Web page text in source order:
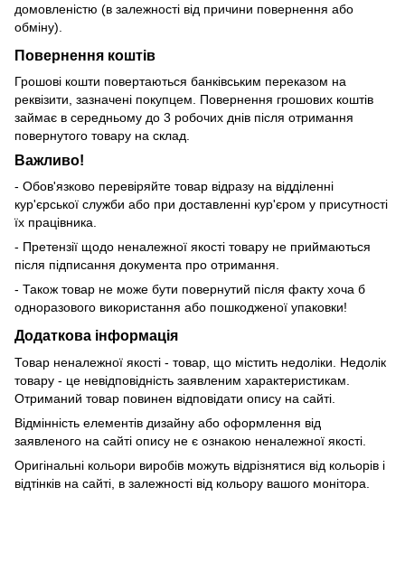
домовленістю (в залежності від причини повернення або
обміну).
Повернення коштів
Грошові кошти повертаються банківським переказом на
реквізити, зазначені покупцем. Повернення грошових коштів
займає в середньому до 3 робочих днів після отримання
повернутого товару на склад.
Важливо!
- Обов'язково перевіряйте товар відразу на відділенні
кур'єрської служби або при доставленні кур'єром у присутності
їх працівника.
- Претензії щодо неналежної якості товару не приймаються
після підписання документа про отримання.
- Також товар не може бути повернутий після факту хоча б
одноразового використання або пошкодженої упаковки!
Додаткова інформація
Товар неналежної якості - товар, що містить недоліки. Недолік
товару - це невідповідність заявленим характеристикам.
Отриманий товар повинен відповідати опису на сайті.
Відмінність елементів дизайну або оформлення від
заявленого на сайті опису не є ознакою неналежної якості.
Оригінальні кольори виробів можуть відрізнятися від кольорів і
відтінків на сайті, в залежності від кольору вашого монітора.